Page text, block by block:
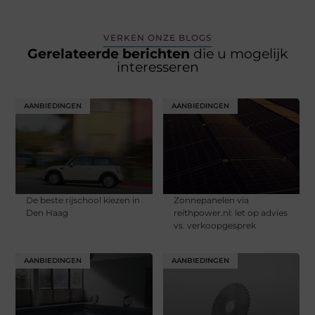
VERKEN ONZE BLOGS
Gerelateerde berichten die u mogelijk
interesseren
AANBIEDINGEN
De beste rijschool kiezen in
Den Haag
AANBIEDINGEN
Zonnepanelen via
reithpower.nl: let op advies
vs. verkoopgesprek
AANBIEDINGEN AANBIEDINGEN